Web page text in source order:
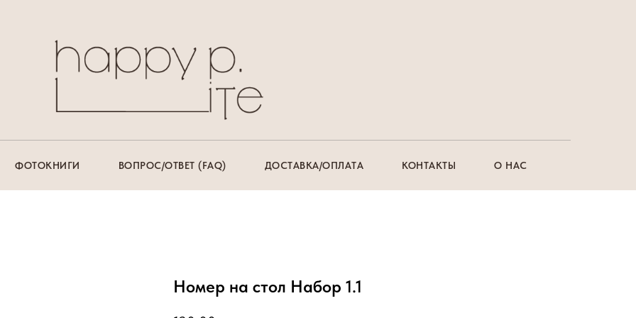
ФОТОКНИГИ ВОПРОС/ОТВЕТ (FAQ) ДОСТАВКА/ОПЛАТА КОНТАКТЫ О НАС
Номер на стол Набор 1.1